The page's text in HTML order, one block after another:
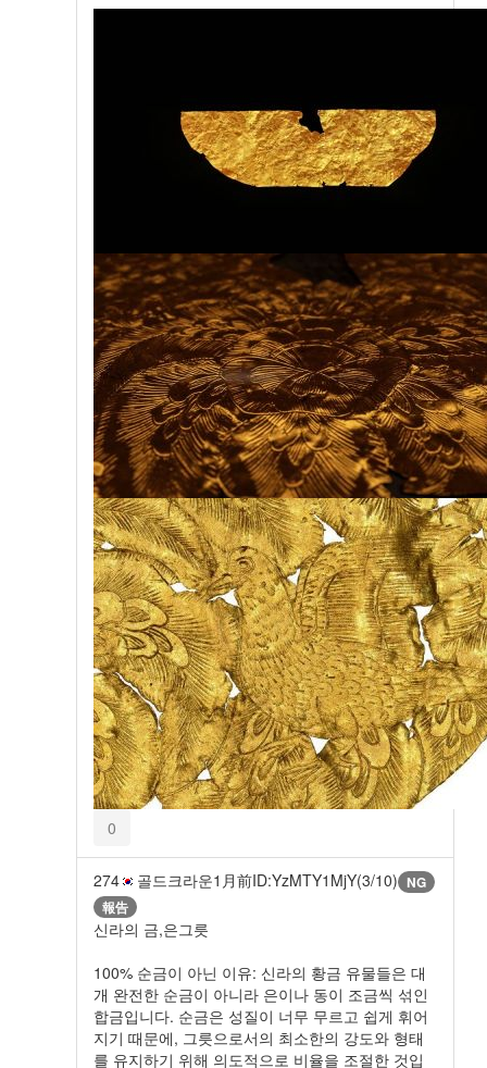
0
274 골드크라운1月前ID:YzMTY1MjY(3/10) NG
報告
신라의 금,은그릇
100% 순금이 아닌 이유: 신라의 황금 유물들은 대
개 완전한 순금이 아니라 은이나 동이 조금씩 섞인
합금입니다. 순금은 성질이 너무 무르고 쉽게 휘어
지기 때문에, 그릇으로서의 최소한의 강도와 형태
를 유지하기 위해 의도적으로 비율을 조절한 것입